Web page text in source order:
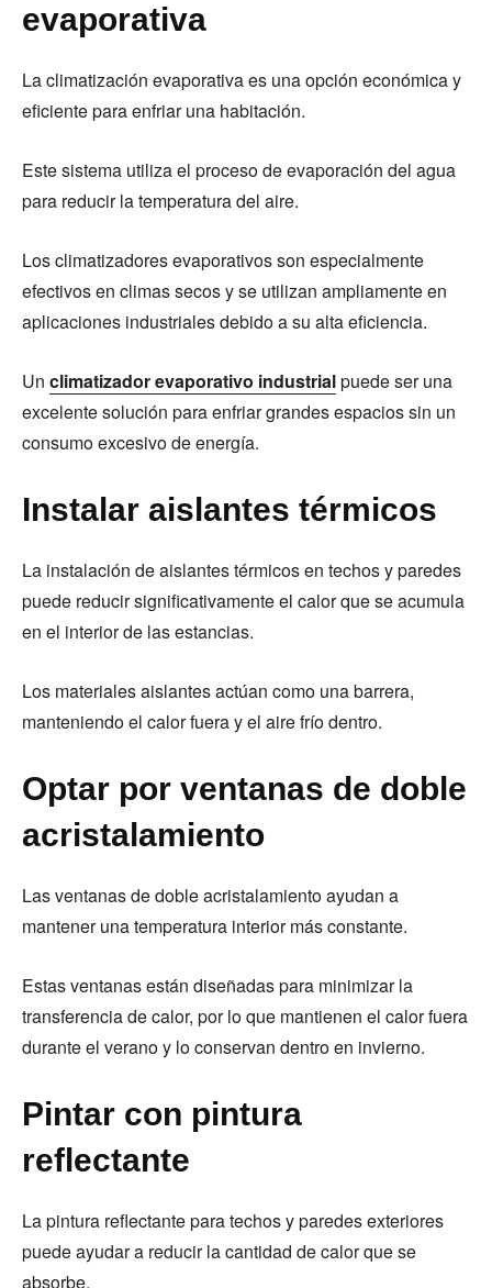
evaporativa
La climatización evaporativa es una opción económica y
eficiente para enfriar una habitación.
Este sistema utiliza el proceso de evaporación del agua
para reducir la temperatura del aire.
Los climatizadores evaporativos son especialmente
efectivos en climas secos y se utilizan ampliamente en
aplicaciones industriales debido a su alta eficiencia.
Un climatizador evaporativo industrialpuede ser una
excelente solución para enfriar grandes espacios sin un
consumo excesivo de energía.
Instalar aislantes térmicos
La instalación de aislantes térmicos en techos y paredes
puede reducir significativamente el calor que se acumula
en el interior de las estancias.
Los materiales aislantes actúan como una barrera,
manteniendo el calor fuera y el aire frío dentro.
Optar por ventanas de doble
acristalamiento
Las ventanas de doble acristalamiento ayudan a
mantener una temperatura interior más constante.
Estas ventanas están diseñadas para minimizar la
transferencia de calor, por lo que mantienen el calor fuera
durante el verano y lo conservan dentro en invierno.
Pintar con pintura
reflectante
La pintura reflectante para techos y paredes exteriores
puede ayudar a reducir la cantidad de calor que se
absorbe.